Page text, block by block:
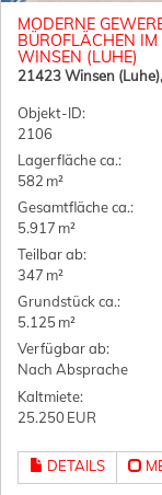
MODERNE
BÜROFLÄCHEN IM
INSEN (LUHE)
21423 Winsen
Objekt-ID:
2106
Lagerfläche ca.:
582 m²
Gesamtfläche ca.:
5.917 m²
Teilbar ab:
347 m²
Grund­stück ca.:
5.125 m²
Verfügbar ab:
Nach Absprache
Kaltmiete:
25.250 EUR
DETAILS